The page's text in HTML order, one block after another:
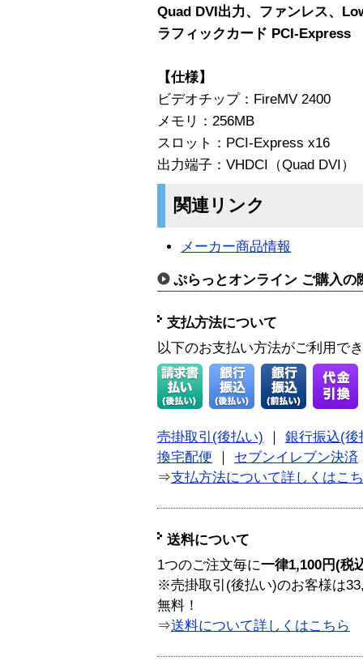
Quad DVI出力、ファンレス、
ラフィックカード PCI-Express
【仕様】
ビデオチップ：FireMV 2400
メモリ：256MB
スロット：PCI-Express x16
出力端子：VHDCI（Quad DVI）
関連リンク
メーカー商品情報
ぷらっとオンライン ご購入の
支払方法について
以下のお支払い方法がご利用で
売掛取引(後払い)
銀行振込(後
換宅配便
セブンイレブン決済
⇒支払方法について詳しくはこ
送料について
1つのご注文毎に一律1,100円(税
※売掛取引(後払い)のお客様は
無料！
⇒送料について詳しくはこちら